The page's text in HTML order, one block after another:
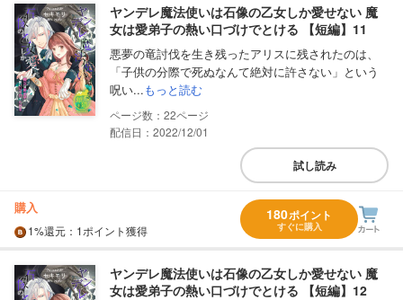
ヤンデレ魔法使いは石像の乙女しか愛せない 魔
女は愛弟子の熱い口づけでとける 【短編】11
悪夢の竜討伐を生き残ったアリスに残されたのは、
「子供の分際で死ぬなんて絶対に許さない」という
呪い...もっと読む
22
配信日：2022/12/01
試し読み
購入
1%還元 ：1ポイント獲得
180ポイント
すぐに購入
ヤンデレ魔法使いは石像の乙女しか愛せない 魔
女は愛弟子の熱い口づけでとける 【短編】12